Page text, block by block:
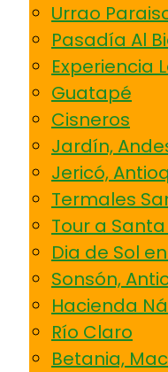
Urrao
Pasadía Al
Experiencia
Guatapé
Cisneros
Jardín,
Jericó,
Termales
Tour a
Dia de Sol
Sonsón,
Hacienda
Río Claro
Betania,